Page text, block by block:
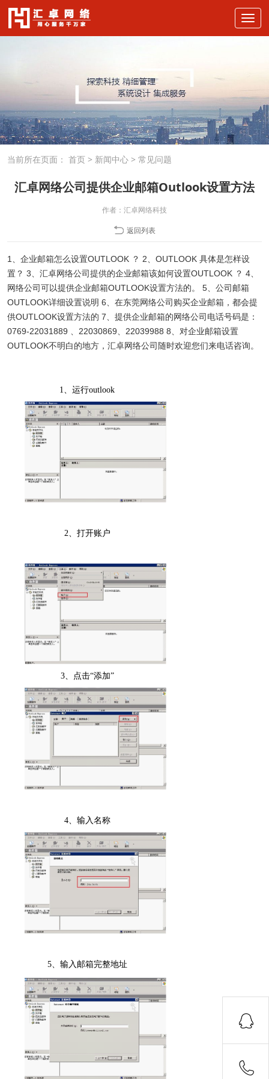
当前所在页面： 首页 > 新闻中心 > 常见问题
汇卓网络公司提供企业邮箱Outlook设置方法
作者： 汇卓网络科技
返回列表
1、企业邮箱怎么设置OUTLOOK ？ 2、OUTLOOK 具体是怎样设
置？ 3、汇卓网络公司提供的企业邮箱该如何设置OUTLOOK ？ 4、
网络公司可以提供企业邮箱OUTLOOK设置方法的。 5、公司邮箱
OUTLOOK详细设置说明 6、在东莞网络公司购买企业邮箱，都会提
供OUTLOOK设置方法的 7、提供企业邮箱的网络公司电话号码是：
0769-22031889 、22030869、22039988 8、对企业邮箱设置
OUTLOOK不明白的地方，汇卓网络公司随时欢迎您们来电话咨询。
1 、运行outlook
2、打开账户
3、点击“添加”
4、输入名称
5、输入邮箱完整地址